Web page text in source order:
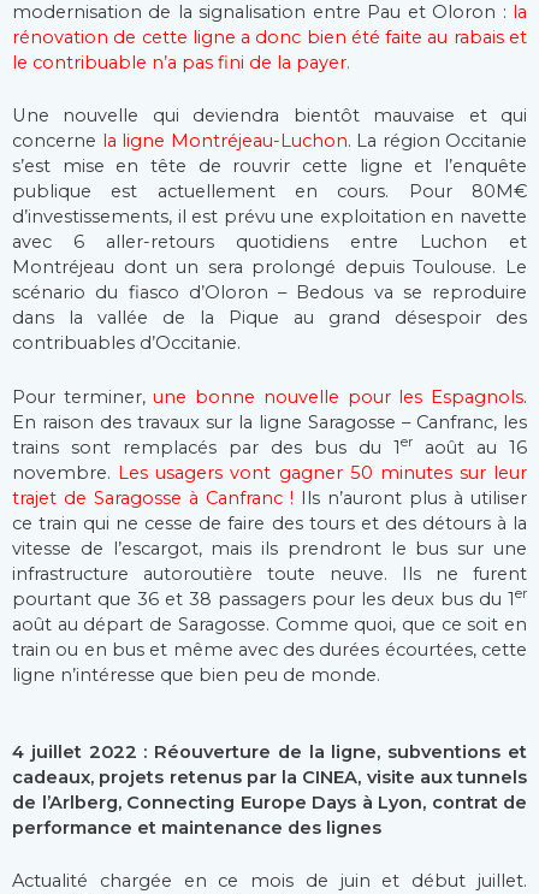
modernisation de la signalisation entre Pau et Oloron : la
rénovation de cette ligne a donc bien été faite au rabais et
le contribuable n’a pas fini de la payer.
Une nouvelle qui deviendra bientôt mauvaise et qui
concerne
la ligne Montréjeau-Luchon. La région Occitanie
s’est mise en tête de rouvrir cette ligne et l’enquête
publique est actuellement en cours. Pour 80M€
d’investissements, il est prévu une exploitation en navette
avec 6 aller-retours quotidiens entre Luchon et
Montréjeau dont un sera prolongé depuis Toulouse. Le
scénario du fiasco d’Oloron – Bedous va se reproduire
dans la vallée de la Pique au grand désespoir des
contribuables d’Occitanie.
Pour terminer,une bonne nouvelle pour les Espagnols.
En raison des travaux sur la ligne Saragosse – Canfranc, les
trains sont remplacés par des bus du 1er
août au 16
novembre. Les usagers vont gagner 50 minutes sur leur
trajet de Saragosse à Canfranc ! Ils n’auront plus à utiliser
ce train qui ne cesse de faire des tours et des détours à la
vitesse de l’escargot, mais ils prendront le bus sur une
infrastructure autoroutière toute neuve. Ils ne furent
pourtant que 36 et 38 passagers pour les deux bus du 1er
août au départ de Saragosse. Comme quoi, que ce soit en
train ou en bus et même avec des durées écourtées, cette
ligne n’intéresse que bien peu de monde.
4 juillet 2022 : Réouverture de la ligne, subventions et
cadeaux, projets retenus par la CINEA, visite aux tunnels
de l’Arlberg, Connecting Europe Days à Lyon, contrat de
performance et maintenance des lignes
Actualité chargée en ce mois de juin et début juillet.